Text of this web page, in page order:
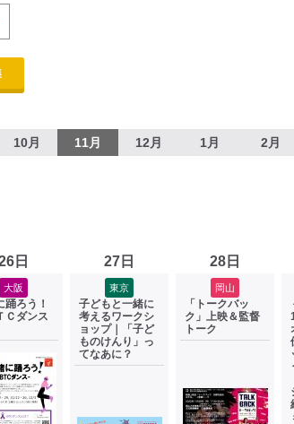
10月 11月 12月 1月 2月
日
大阪
踊ろう！
Ｃダンス
27日
東京
子どもと一緒に
考えるワークシ
ョップ｜「子ど
ものけんり」っ
てなあに？
28日
岡山
「トークバッ
ク」上映＆監督
トーク